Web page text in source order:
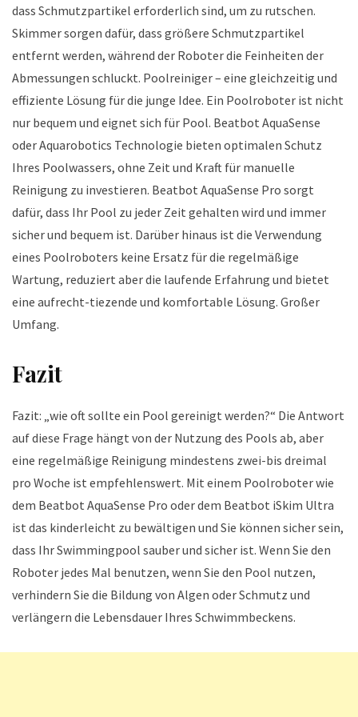
dass Schmutzpartikel erforderlich sind, um zu rutschen.
Skimmer sorgen dafür, dass größere Schmutzpartikel
entfernt werden, während der Roboter die Feinheiten der
Abmessungen schluckt. Poolreiniger – eine gleichzeitig und
effiziente Lösung für die junge Idee. Ein Poolroboter ist nicht
nur bequem und eignet sich für Pool. Beatbot AquaSense
oder Aquarobotics Technologie bieten optimalen Schutz
Ihres Poolwassers, ohne Zeit und Kraft für manuelle
Reinigung zu investieren. Beatbot AquaSense Pro sorgt
dafür, dass Ihr Pool zu jeder Zeit gehalten wird und immer
sicher und bequem ist. Darüber hinaus ist die Verwendung
eines Poolroboters keine Ersatz für die regelmäßige
Wartung, reduziert aber die laufende Erfahrung und bietet
eine aufrecht-tiezende und komfortable Lösung. Großer
Umfang.
Fazit
Fazit: „wie oft sollte ein Pool gereinigt werden?“ Die Antwort
auf diese Frage hängt von der Nutzung des Pools ab, aber
eine regelmäßige Reinigung mindestens zwei-bis dreimal
pro Woche ist empfehlenswert. Mit einem Poolroboter wie
dem Beatbot AquaSense Pro oder dem Beatbot iSkim Ultra
ist das kinderleicht zu bewältigen und Sie können sicher sein,
dass Ihr Swimmingpool sauber und sicher ist. Wenn Sie den
Roboter jedes Mal benutzen, wenn Sie den Pool nutzen,
verhindern Sie die Bildung von Algen oder Schmutz und
verlängern die Lebensdauer Ihres Schwimmbeckens.